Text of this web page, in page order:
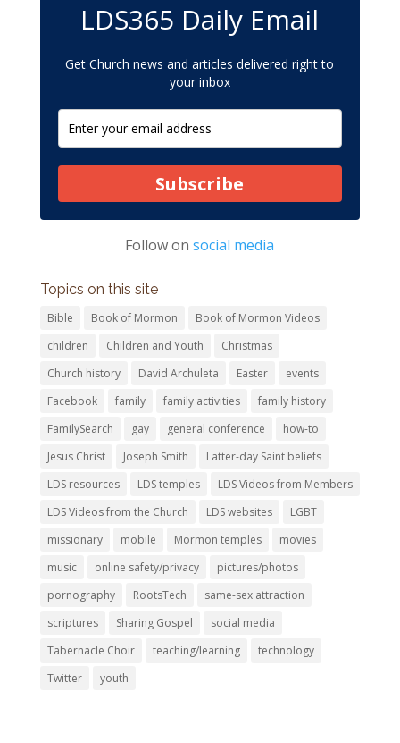
LDS365 Daily Email
Get Church news and articles delivered right to
your inbox
Subscribe
Follow onsocial media
Topics on this site
Bible Book of Mormon
Book of Mormon Videos
children
Children and Youth
Christmas
Church history
David Archuleta Easter
events
Facebook
family family activities
family history
FamilySearch
gay general conference
how-to
Jesus Christ
Joseph Smith
Latter-day Saint beliefs
LDS resources
LDS temples
LDS Videos from Members
LDS Videos from the Church
LDS websites
LGBT
missionary
mobile Mormon temples
movies
music
online safety/privacy
pictures/photos
pornography
RootsTech
same-sex attraction
scriptures
Sharing Gospel
social media
Tabernacle Choir
teaching/learning
technology
Twitter
youth